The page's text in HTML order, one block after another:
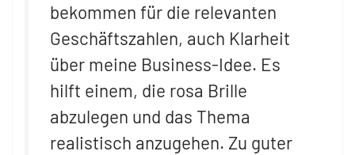
bekommen für die relevanten
Geschäftszahlen, auch Klarheit
über meine Business-Idee. Es
hilft einem, die rosa Brille
abzulegen und das Thema
realistisch anzugehen. Zu guter